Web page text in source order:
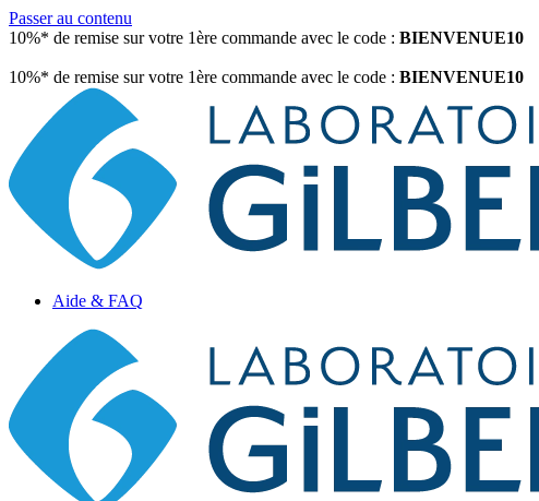
Passer au contenu
10%* de remise sur votre 1ère commande avec le code : BIENVENUE10
10%* de remise sur votre 1ère commande avec le code : BIENVENUE10
Aide & FAQ